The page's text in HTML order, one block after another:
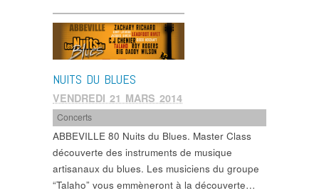
NUITS DU BLUES
VENDREDI 21 MARS 2014
Concerts
ABBEVILLE 80 Nuits du Blues. Master Class
découverte des instruments de musique
artisanaux du blues. Les musiciens du groupe
“Talaho” vous emmèneront à la découverte…